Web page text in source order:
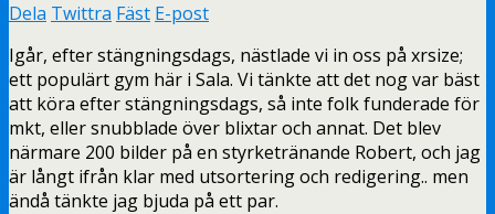
Dela Twittra Fäst E-post
Igår, efter stängningsdags, nästlade vi in oss på xrsize;
ett populärt gym här i Sala. Vi tänkte att det nog var bäst
att köra efter stängningsdags, så inte folk funderade för
mkt, eller snubblade över blixtar och annat. Det blev
närmare 200 bilder på en styrketränande Robert, och jag
är långt ifrån klar med utsortering och redigering.. men
ändå tänkte jag bjuda på ett par.